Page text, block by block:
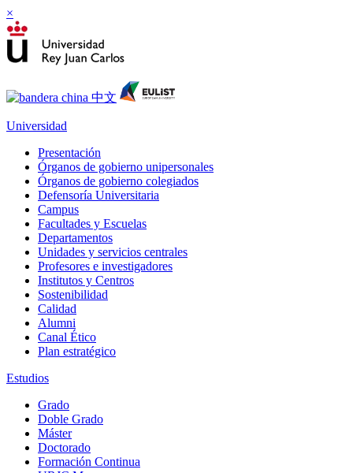
×
Universidad
Presentación
Órganos de gobierno unipersonales
Órganos de gobierno colegiados
Defensoría Universitaria
Campus
Facultades y Escuelas
Departamentos
Unidades y servicios centrales
Profesores e investigadores
Institutos y Centros
Sostenibilidad
Calidad
Alumni
Canal Ético
Plan estratégico
Estudios
Grado
Doble Grado
Máster
Doctorado
Formación Continua